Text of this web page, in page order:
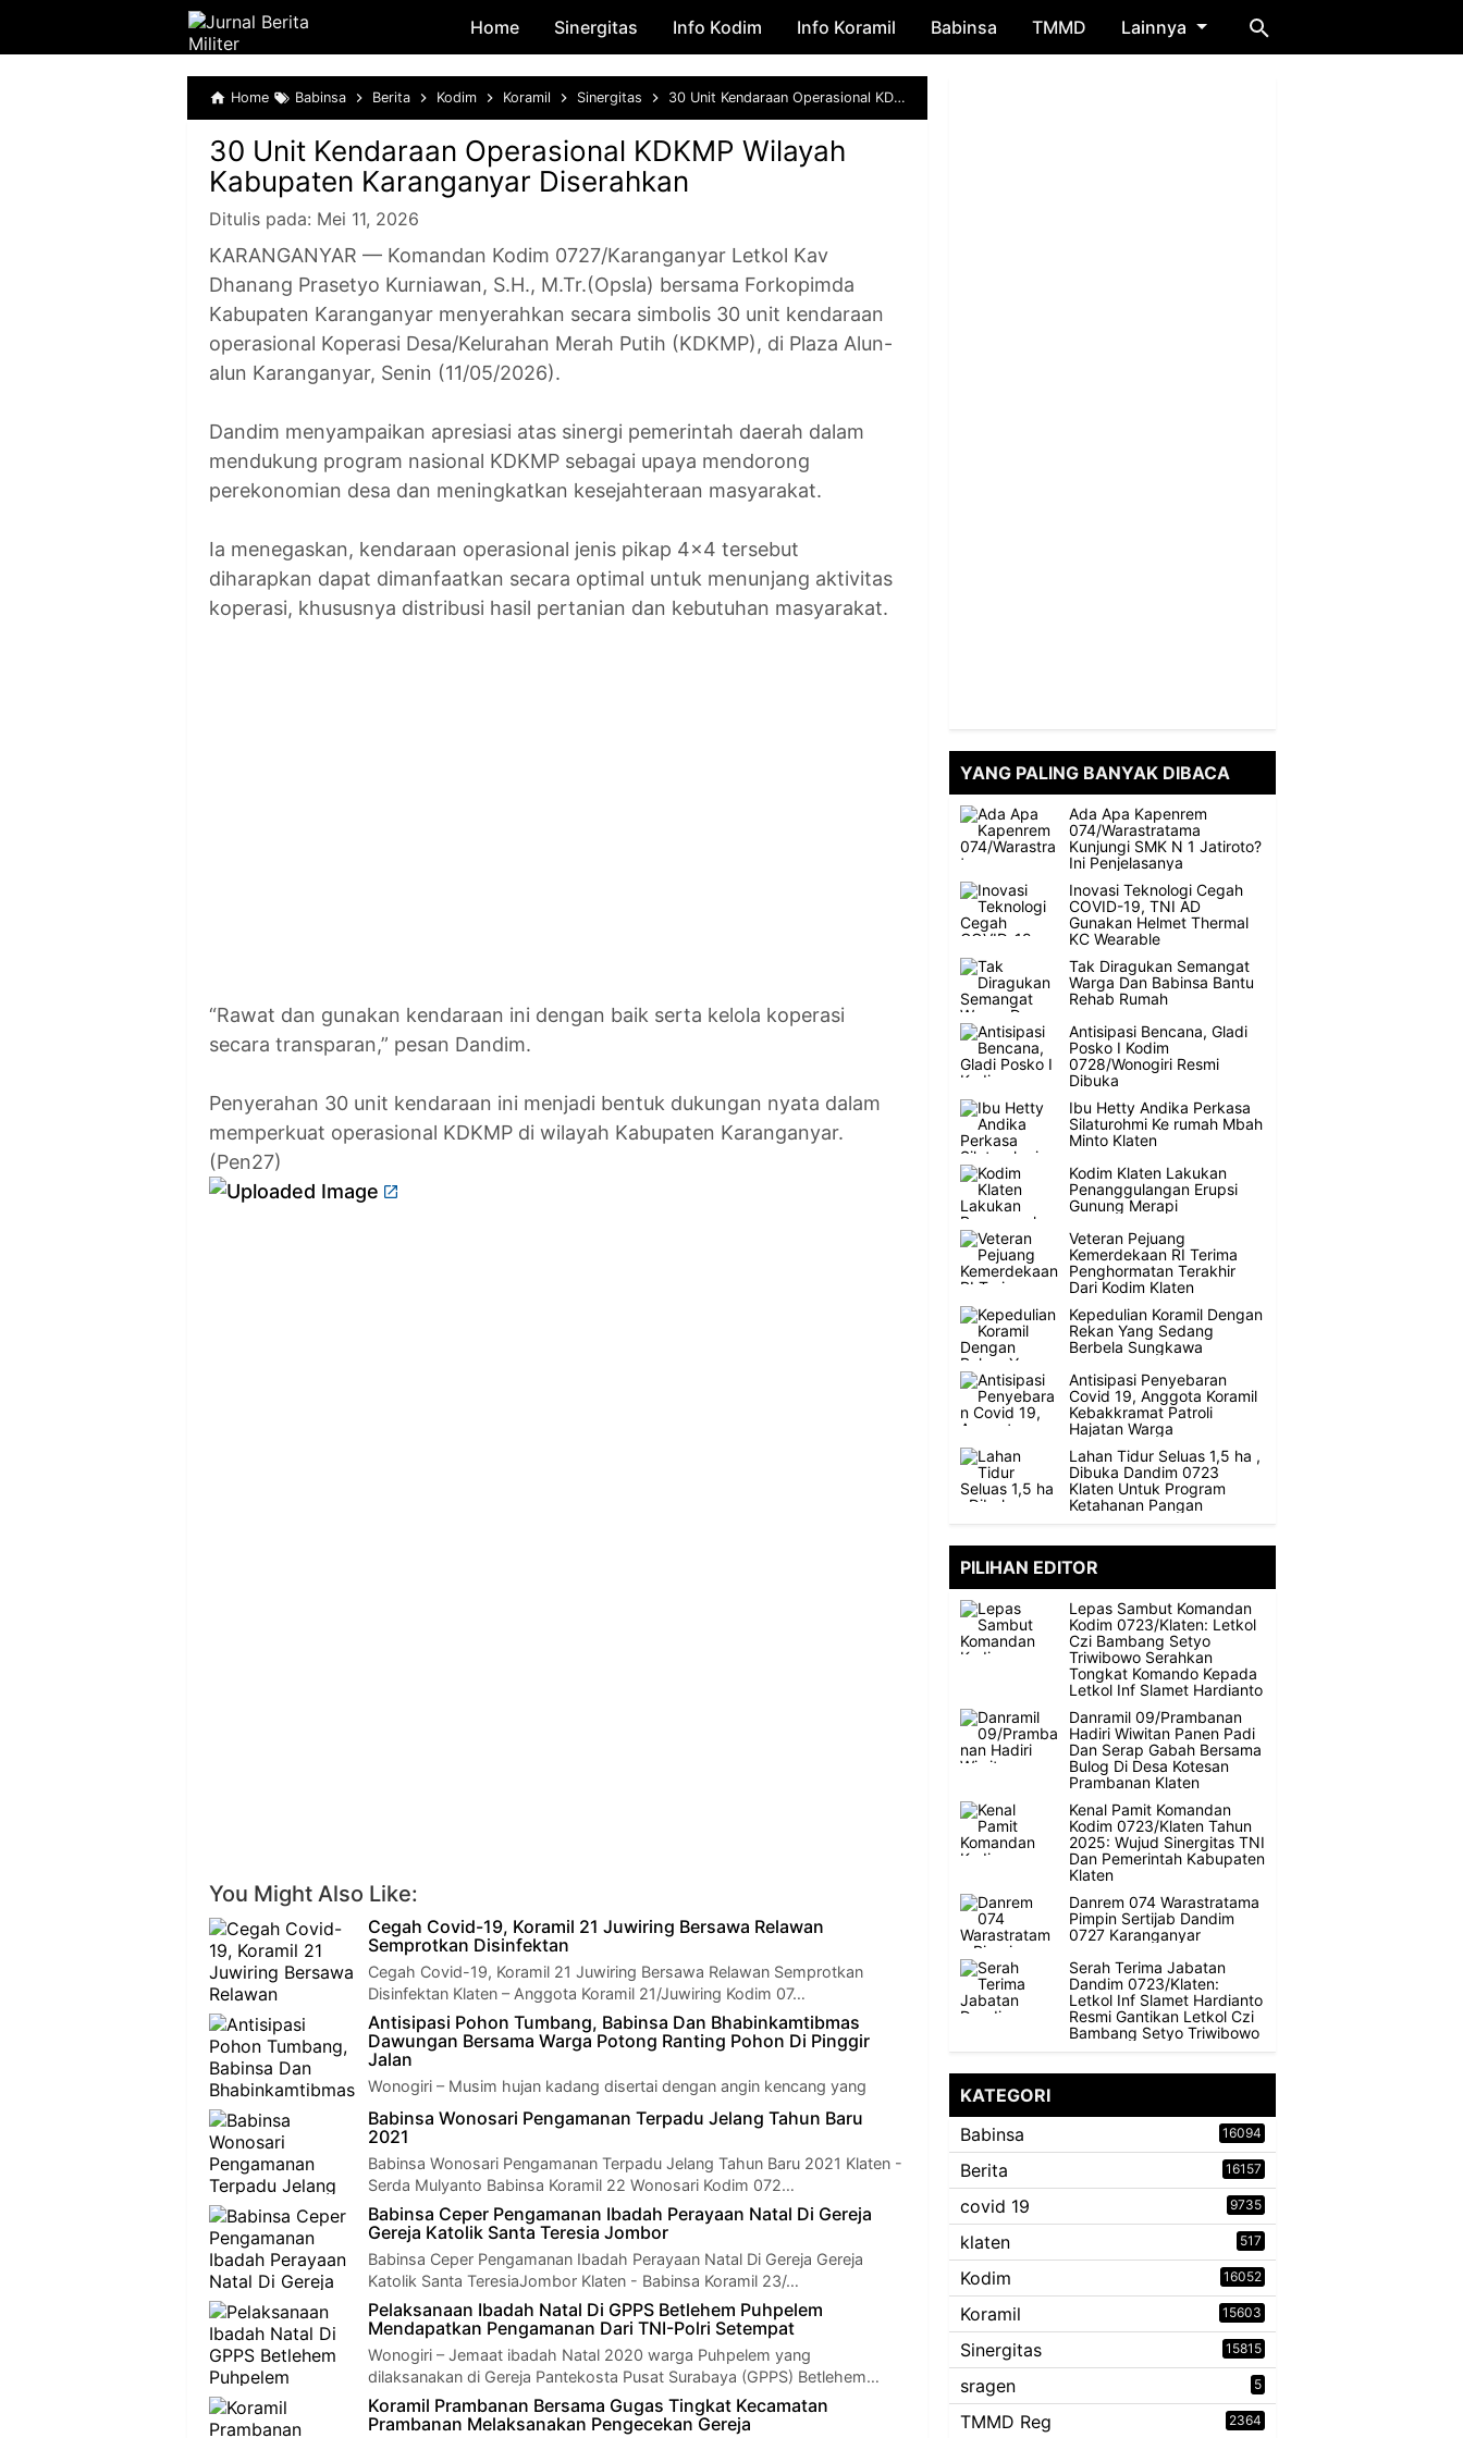
Skip to main content
Home Sinergitas Info Kodim Info Koramil Babinsa TMMD Lainnya
Home Babinsa Berita Kodim Koramil Sinergitas 30 Unit Kendaraan Operasional KDKMP Wilayah Kabupaten Karanganyar Diserahkan
30 Unit Kendaraan Operasional KDKMP Wilayah
Kabupaten Karanganyar Diserahkan
Ditulis pada: Mei 11, 2026
KARANGANYAR — Komandan Kodim 0727/Karanganyar Letkol Kav
Dhanang Prasetyo Kurniawan, S.H., M.Tr.(Opsla) bersama Forkopimda
Kabupaten Karanganyar menyerahkan secara simbolis 30 unit kendaraan
operasional Koperasi Desa/Kelurahan Merah Putih (KDKMP), di Plaza Alun-
alun Karanganyar, Senin (11/05/2026).
Dandim menyampaikan apresiasi atas sinergi pemerintah daerah dalam
mendukung program nasional KDKMP sebagai upaya mendorong
perekonomian desa dan meningkatkan kesejahteraan masyarakat.
Ia menegaskan, kendaraan operasional jenis pikap 4x4 tersebut
diharapkan dapat dimanfaatkan secara optimal untuk menunjang aktivitas
koperasi, khususnya distribusi hasil pertanian dan kebutuhan masyarakat.
“Rawat dan gunakan kendaraan ini dengan baik serta kelola koperasi
secara transparan,” pesan Dandim.
Penyerahan 30 unit kendaraan ini menjadi bentuk dukungan nyata dalam
memperkuat operasional KDKMP di wilayah Kabupaten Karanganyar.
(Pen27)
You Might Also Like:
Cegah Covid-19, Koramil 21 Juwiring Bersawa Relawan
Semprotkan Disinfektan
Cegah Covid-19, Koramil 21 Juwiring Bersawa Relawan Semprotkan
Disinfektan Klaten – Anggota Koramil 21/Juwiring Kodim 07…
Antisipasi Pohon Tumbang, Babinsa Dan Bhabinkamtibmas
Dawungan Bersama Warga Potong Ranting Pohon Di Pinggir
Jalan
Wonogiri – Musim hujan kadang disertai dengan angin kencang yang
turun di wilayah Kabupaten Wonogiri harus diwaspadai ol…
Babinsa Wonosari Pengamanan Terpadu Jelang Tahun Baru
2021
Babinsa Wonosari Pengamanan Terpadu Jelang Tahun Baru 2021 Klaten -
Serda Mulyanto Babinsa Koramil 22 Wonosari Kodim 072…
Babinsa Ceper Pengamanan Ibadah Perayaan Natal Di Gereja
Gereja Katolik Santa Teresia Jombor
Babinsa Ceper Pengamanan Ibadah Perayaan Natal Di Gereja Gereja
Katolik Santa TeresiaJombor Klaten - Babinsa Koramil 23/…
Pelaksanaan Ibadah Natal Di GPPS Betlehem Puhpelem
Mendapatkan Pengamanan Dari TNI-Polri Setempat
Wonogiri – Jemaat ibadah Natal 2020 warga Puhpelem yang
dilaksanakan di Gereja Pantekosta Pusat Surabaya (GPPS) Betlehem…
Koramil Prambanan Bersama Gugas Tingkat Kecamatan
Prambanan Melaksanakan Pengecekan Gereja
YANG PALING BANYAK DIBACA
Ada Apa Kapenrem
074/Warastratama
Kunjungi SMK N 1 Jatiroto?
Ini Penjelasanya
Inovasi Teknologi Cegah
COVID-19, TNI AD
Gunakan Helmet Thermal
KC Wearable
Tak Diragukan Semangat
Warga Dan Babinsa Bantu
Rehab Rumah
Antisipasi Bencana, Gladi
Posko I Kodim
0728/Wonogiri Resmi
Dibuka
Ibu Hetty Andika Perkasa
Silaturohmi Ke rumah Mbah
Minto Klaten
Kodim Klaten Lakukan
Penanggulangan Erupsi
Gunung Merapi
Veteran Pejuang
Kemerdekaan RI Terima
Penghormatan Terakhir
Dari Kodim Klaten
Kepedulian Koramil Dengan
Rekan Yang Sedang
Berbela Sungkawa
Antisipasi Penyebaran
Covid 19, Anggota Koramil
Kebakkramat Patroli
Hajatan Warga
Lahan Tidur Seluas 1,5 ha ,
Dibuka Dandim 0723
Klaten Untuk Program
Ketahanan Pangan
PILIHAN EDITOR
Lepas Sambut Komandan
Kodim 0723/Klaten: Letkol
Czi Bambang Setyo
Triwibowo Serahkan
Tongkat Komando Kepada
Letkol Inf Slamet Hardianto
Danramil 09/Prambanan
Hadiri Wiwitan Panen Padi
Dan Serap Gabah Bersama
Bulog Di Desa Kotesan
Prambanan Klaten
Kenal Pamit Komandan
Kodim 0723/Klaten Tahun
2025: Wujud Sinergitas TNI
Dan Pemerintah Kabupaten
Klaten
Danrem 074 Warastratama
Pimpin Sertijab Dandim
0727 Karanganyar
Serah Terima Jabatan
Dandim 0723/Klaten:
Letkol Inf Slamet Hardianto
Resmi Gantikan Letkol Czi
Bambang Setyo Triwibowo
KATEGORI
Babinsa
16094
Berita 16157
covid 19 9735
klaten 517
Kodim 16052
Koramil 15603
Sinergitas 15815
sragen 5
TMMD Reg 2364